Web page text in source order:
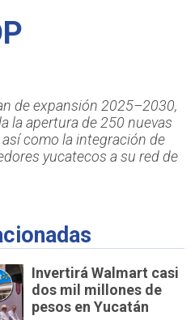
de expansión 2025–2030,
la apertura de 250 nuevas
como la integración de
yucatecos a su red de
Invertirá Walmart casi
dos mil millones de
pesos en Yucatán